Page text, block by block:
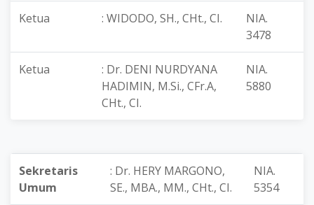
Ketua : WIDODO, SH., CHt., CI.
NIA.
3478
Ketua
: Dr. DENI NURDYANA
HADIMIN, M.Si., CFr.A,
CHt., CI.
NIA.
5880
Sekretaris
Umum
: Dr. HERY MARGONO,
SE., MBA., MM., CHt., CI.
NIA.
5354